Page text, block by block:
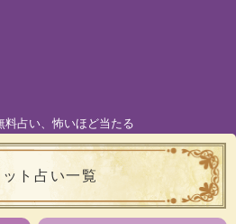
料占い、怖いほど当たる
ット占い一覧